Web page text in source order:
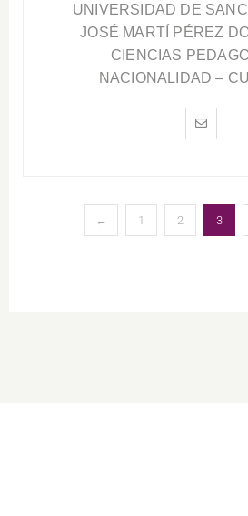
UNIVERSIDAD DE
JOSÉ MARTÍ PÉREZ
CIENCIAS
NACIONALIDAD –
← 1 2 3